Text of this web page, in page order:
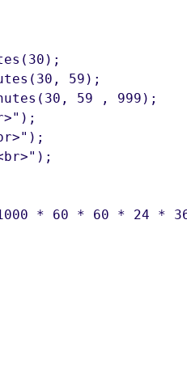
59);
59 , 999);
* 60 * 60 * 24 *